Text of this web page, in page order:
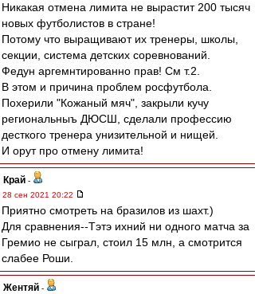
Никакая отмена лимита не вырастит 200 тысяч
новых футболистов в стране!
Потому что выращивают их тренеры, школы,
секции, система детских соревнований.
Федун аргемнтированно прав! См т.2.
В этом и причина проблем росфутбола.
Похерили "Кожаный мяч", закрыли кучу
региональныъ ДЮСШ, сделали профессию
десткого тренера унизительной и нищей.
И орут про отмену лимита!
Край -
28 сен 2021 20:22
Приятно смотреть на бразилов из шахт.)
Для сравнения--Тэтэ ихний ни одного матча за
Гремио не сыграл, стоил 15 млн, а смотрится
слабее Роши.
Жентяй -